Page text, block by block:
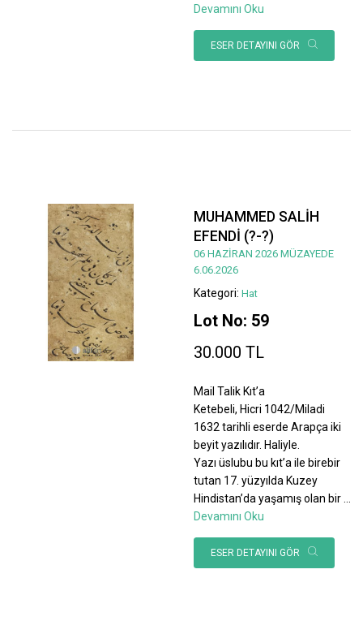
Devamını Oku
ESER DETAYINI GÖR
MUHAMMED SALİH
EFENDİ (?-?)
06 HAZİRAN 2026 MÜZAYEDE
6.06.2026
Kategori: Hat
Lot No: 59
30.000 TL
Mail Talik Kıt’a
Ketebeli, Hicri 1042/Miladi
1632 tarihli eserde Arapça iki
beyit yazılıdır. Haliyle.
Yazı üslubu bu kıt’a ile birebir
tutan 17. yüzyılda Kuzey
Hindistan’da yaşamış olan bir
Devamını Oku
ESER DETAYINI GÖR